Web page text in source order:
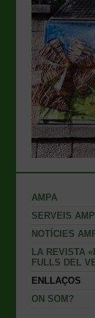
AMPA
SERVEIS
NOTÍCIES
LA REVISTA
FULLS DEL
ENLLAÇOS
ON SOM?